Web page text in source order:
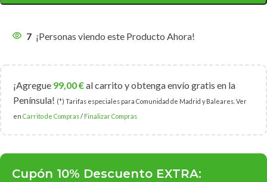
7 ¡Personas viendo este Producto Ahora!
¡Agregue 99,00€al carrito y obtenga envío gratis en la
Península! (*) Tarifas especiales para Comunidad de Madrid y Baleares. Ver
en Carrito de Compras/ Finalizar Compras
Cupón 10% Descuento EXTRA: